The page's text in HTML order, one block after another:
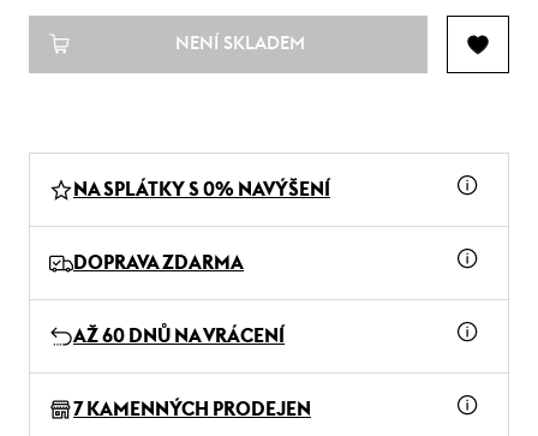
NENÍ SKLADEM
NA SPLÁTKY S 0% NAVÝŠENÍ
DOPRAVA ZDARMA
AŽ 60 DNŮ NA VRÁCENÍ
7 KAMENNÝCH PRODEJEN